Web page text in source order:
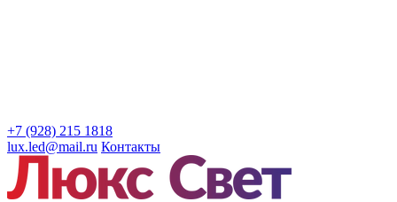
+7 (928) 215 1818
lux.led@mail.ru Контакты